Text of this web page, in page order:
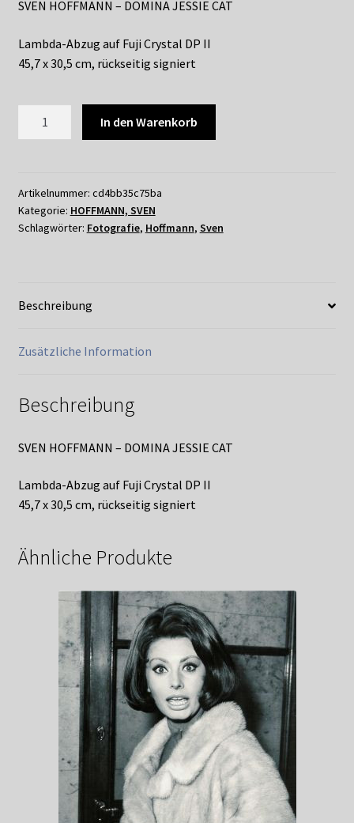
SVEN HOFFMANN – DOMINA JESSIE CAT
Lambda-Abzug auf Fuji Crystal DP II
45,7 x 30,5 cm, rückseitig signiert
DOMINA
JESSIE
CAT
In den Warenkorb
Artikelnummer: cd4bb35c75ba
Kategorie: HOFFMANN, SVEN
Schlagwörter: Fotografie, Hoffmann, Sven
Beschreibung
Zusätzliche Information
Beschreibung
SVEN HOFFMANN – DOMINA JESSIE CAT
Lambda-Abzug auf Fuji Crystal DP II
45,7 x 30,5 cm, rückseitig signiert
Ähnliche Produkte